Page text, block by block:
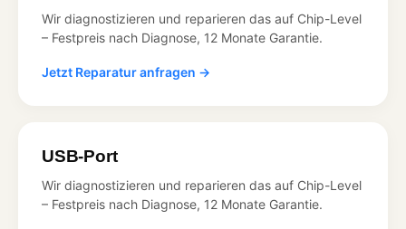
Wir diagnostizieren und reparieren das auf Chip-Level
– Festpreis nach Diagnose, 12 Monate Garantie.
Jetzt Reparatur anfragen →
USB-Port
Wir diagnostizieren und reparieren das auf Chip-Level
– Festpreis nach Diagnose, 12 Monate Garantie.